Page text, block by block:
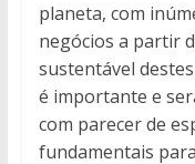
planeta, com
negócios a partir
sustentável
é importante e
com parecer de
fundamentais